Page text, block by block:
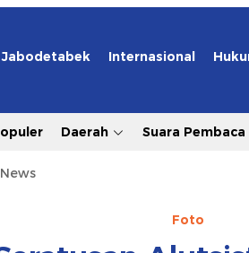
Jabodetabek Internasional
Daerah Suara Pembaca
Foto